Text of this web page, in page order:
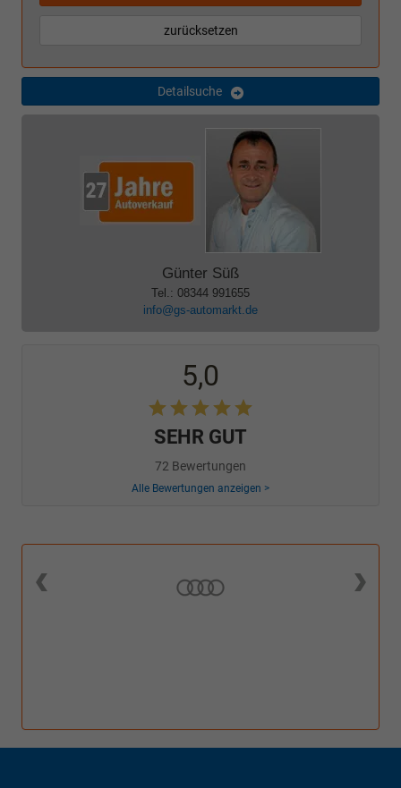
zurücksetzen
Detailsuche
Günter Süß
Tel.: 08344 991655
info@gs-automarkt.de
5,0
SEHR GUT
72 Bewertungen
Alle Bewertungen anzeigen >